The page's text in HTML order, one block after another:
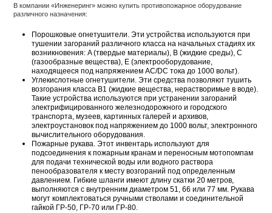
В компании «Инженеринг» можно купить противопожарное оборудование
различного назначения:
Порошковые огнетушители. Эти устройства используются при
тушении загораний различного класса на начальных стадиях их
возникновения: A (твердые материалы), В (жидкие среды), С
(газообразные вещества), Е (электрооборудование,
находящееся под напряжением AC/DC тока до 1000 вольт).
Углекислотные огнетушители. Эти средства позволяют тушить
возгорания класса B1 (жидкие вещества, нерастворимые в воде).
Такие устройства используются при устранении загораний
электрифицированного железнодорожного и городского
транспорта, музеев, картинных галерей и архивов,
электроустановок под напряжением до 1000 вольт, электронного
вычислительного оборудования.
Пожарные рукава. Этот инвентарь используют для
подсоединения к пожарным кранам и переносным мотопомпам
для подачи технической воды или водного раствора
пенообразователя к месту возгораний под определенным
давлением. Гибкие шланги имеют длину скатки 20 метров,
выполняются с внутренним диаметром 51, 66 или 77 мм. Рукава
могут комплектоваться ручными стволами и соединительной
гайкой ГР-50, ГР-70 или ГР-80.